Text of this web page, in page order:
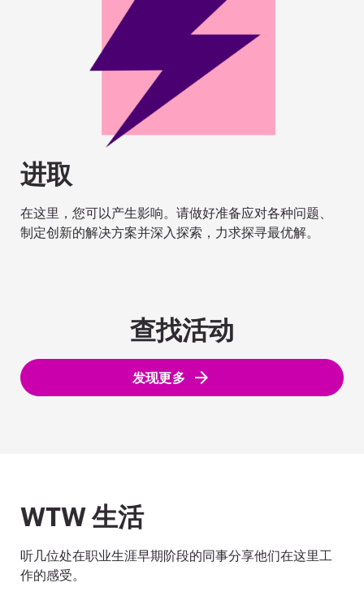
进取
在这里，您可以产生影响。请做好准备应对各种问题、
制定创新的解决方案并深入探索，力求探寻最优解。
查找活动
发现更多
WTW 生活
听几位处在职业生涯早期阶段的同事分享他们在这里工
作的感受。